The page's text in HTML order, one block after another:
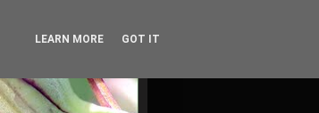
LEARN MORE GOT IT